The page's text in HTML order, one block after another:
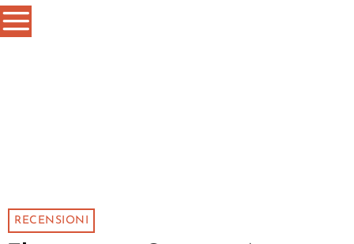
RECENSIONI